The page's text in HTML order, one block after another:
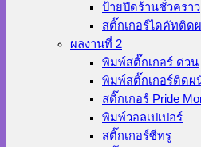
ป้ายปิดร้านชั่วคราว
สติ๊กเกอร์ไดคัทติด
ผลงานที่ 2
พิมพ์สติ๊กเกอร์ ด่วน
พิมพ์สติ๊กเกอร์ติดผ
สติ๊กเกอร์ Pride
พิมพ์วอลเปเปอร์
สติ๊กเกอร์ซีทรู